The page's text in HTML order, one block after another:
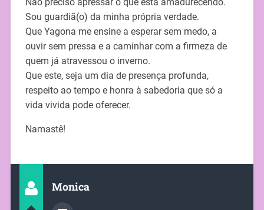
Sou guardiã(o) da minha própria verdade.
Que Yagona me ensine a esperar sem medo, a
ouvir sem pressa e a caminhar com a firmeza de
quem já atravessou o inverno.
Que este, seja um dia de presença profunda,
respeito ao tempo e honra à sabedoria que só a
vida vivida pode oferecer.
Namastê!
Monica